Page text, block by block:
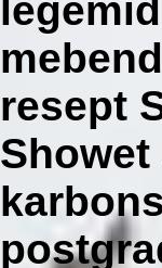
resept